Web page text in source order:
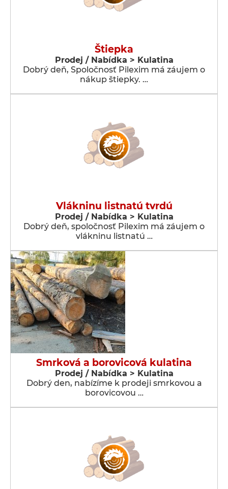
Štiepka
Prodej / Nabídka > Kulatina
Dobrý deň, Spoločnosť Pilexim má záujem o
nákup štiepky. …
Vlákninu listnatú tvrdú
Prodej / Nabídka > Kulatina
Dobrý deň, spoločnosť Pilexim má záujem o
vlákninu listnatú …
Smrková a borovicová kulatina
Prodej / Nabídka > Kulatina
Dobrý den, nabízíme k prodeji smrkovou a
borovicovou …